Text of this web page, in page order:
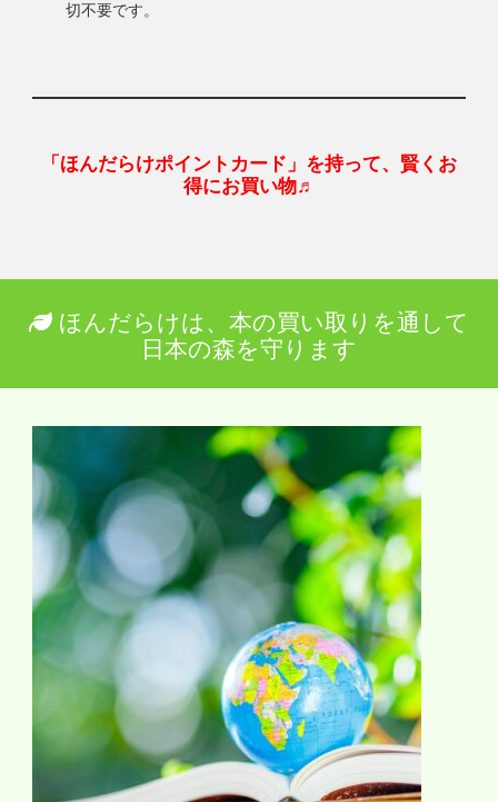
切不要です。
「ほんだらけポイントカード」を持って、賢くお
得にお買い物♬
ほんだらけは、本の買い取りを通して
日本の森を守ります